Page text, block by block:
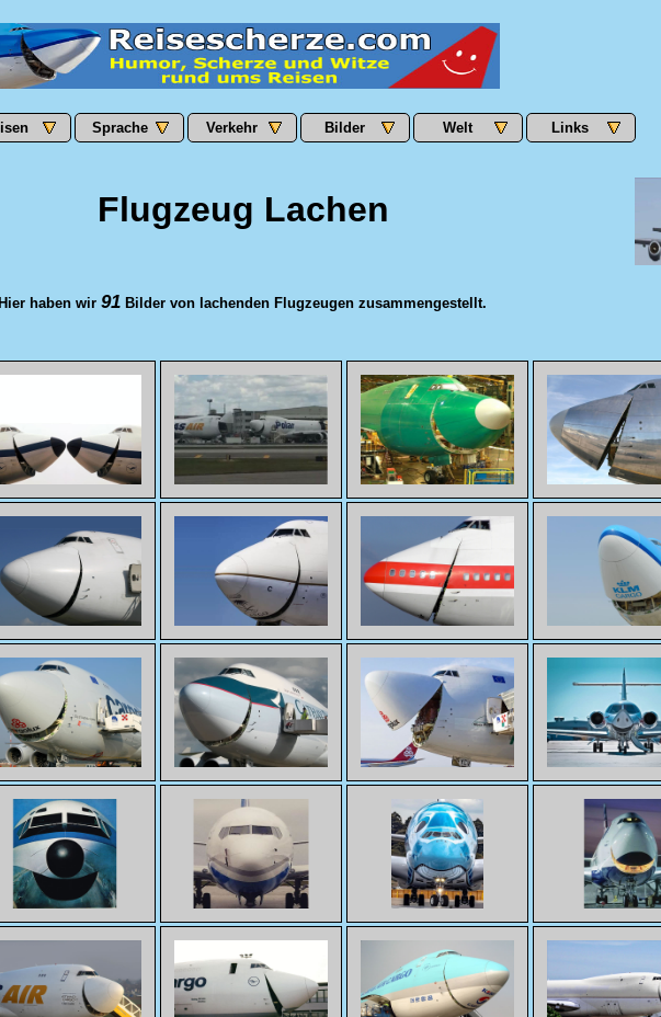
Sprache Verkehr Bilder Welt Links
Flugzeug Lachen
Hier haben wir 91 Bilder von lachenden Flugzeugen zusammengestellt.